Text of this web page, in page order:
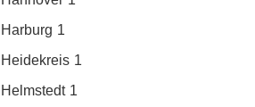
Harburg 1
Heidekreis 1
Helmstedt 1